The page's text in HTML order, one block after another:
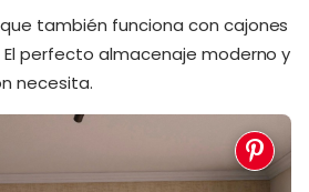
también funciona con cajones
perfecto almacenaje moderno y
necesita.